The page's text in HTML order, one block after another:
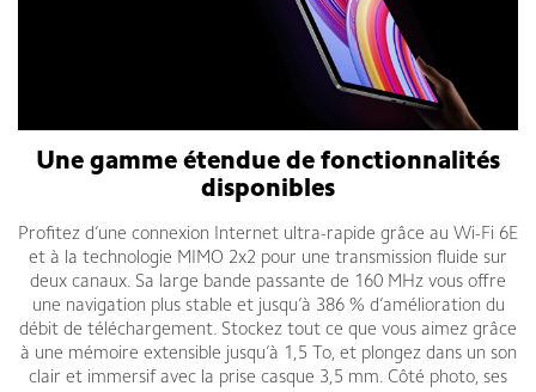
Une gamme étendue de fonctionnalités
disponibles
Profitez d’une connexion Internet ultra-rapide grâce au Wi-Fi 6E
et à la technologie MIMO 2x2 pour une transmission fluide sur
deux canaux. Sa large bande passante de 160 MHz vous offre
une navigation plus stable et jusqu’à 386 % d’amélioration du
débit de téléchargement. Stockez tout ce que vous aimez grâce
à une mémoire extensible jusqu’à 1,5 To, et plongez dans un son
clair et immersif avec la prise casque 3,5 mm. Côté photo, ses